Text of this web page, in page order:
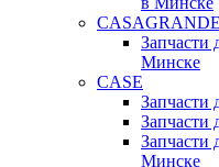
CASAGRANDE
Запчасти
Минске
CASE
Запчасти
Запчасти
Запчасти
Минске